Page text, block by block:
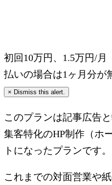
初回10万円、1.5万円/月
払いの場合は1ヶ月分が
× Dismiss this alert.
このプランは記事広告
集客特化のHP制作（ホ
トになったプランです。
これまでの対面営業や